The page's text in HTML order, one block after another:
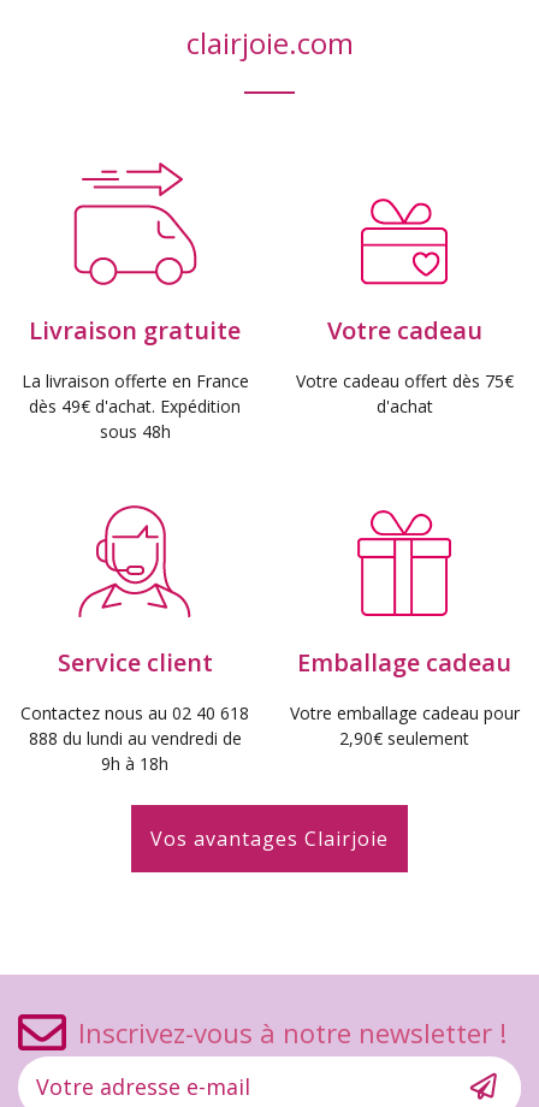
clairjoie.com
Livraison gratuite
La livraison offerte en France
dès 49€ d'achat. Expédition
sous 48h
Votre cadeau
Votre cadeau offert dès 75€
d'achat
Service client
Contactez nous au 02 40 618
888 du lundi au vendredi de
9h à 18h
Emballage cadeau
Votre emballage cadeau pour
2,90€ seulement
Vos avantages Clairjoie
Inscrivez-vous à notre newsletter !